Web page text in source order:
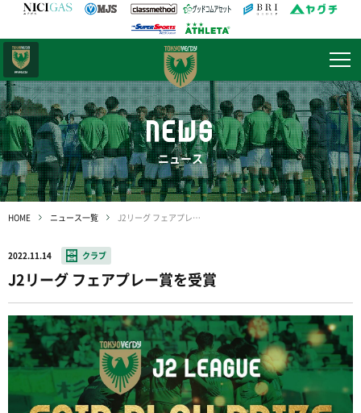
NEWS
ニュース
HOME ニュース一覧 J2リーグ フェアプレー賞を受賞
2022.11.14 クラブ
J2リーグ フェアプレー賞を受賞